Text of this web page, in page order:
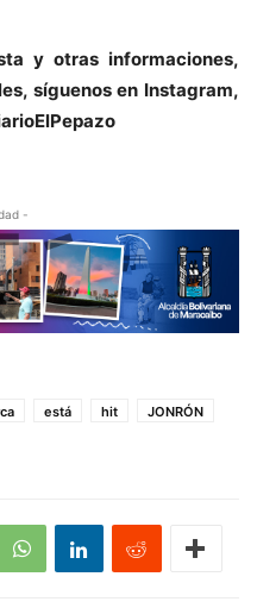
y otras informaciones,
síguenos en Instagram,
-
está hit
JONRÓN